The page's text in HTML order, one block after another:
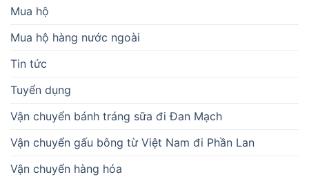
Mua hộ
Mua hộ hàng nước ngoài
Tin tức
Tuyển dụng
Vận chuyển bánh tráng sữa đi Đan Mạch
Vận chuyển gấu bông từ Việt Nam đi Phần Lan
Vận chuyển hàng hóa